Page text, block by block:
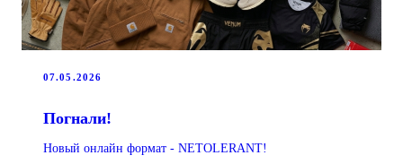
07.05.2026
Погнали!
Новый онлайн формат - NETOLERANT!